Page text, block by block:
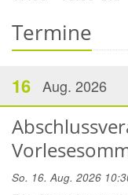
Termine
16 Aug. 2026
So. 16. Aug. 2026